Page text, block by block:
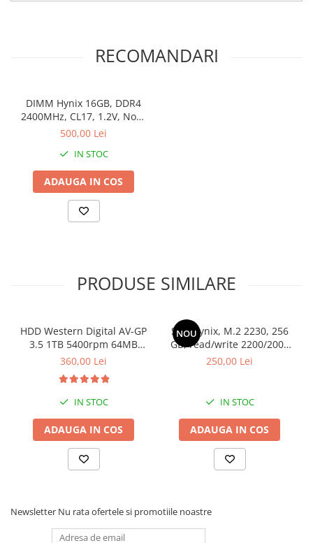
RECOMANDARI
DIMM Hynix 16GB, DDR4
2400MHz, CL17, 1.2V, Non-
ECC, 2Rx8, bulk
500,00 Lei
IN STOC
ADAUGA IN COS
PRODUSE SIMILARE
HDD Western Digital AV-GP
3.5 1TB 5400rpm 64MB
SATA3 (WD10EURX)
360,00 Lei
IN STOC
ADAUGA IN COS
NOU
SSD Hynix, M.2 2230, 256
GB, read/write 2200/2000
MB/s, bulk
250,00 Lei
IN STOC
ADAUGA IN COS
Newsletter Nu rata ofertele si promotiile noastre